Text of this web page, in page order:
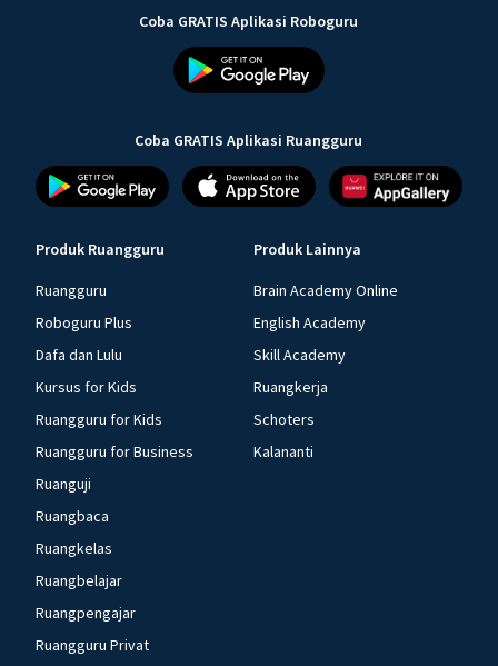
Coba GRATIS Aplikasi Roboguru
Coba GRATIS Aplikasi Ruangguru
Produk Ruangguru
Ruangguru
Roboguru Plus
Dafa dan Lulu
Kursus for Kids
Ruangguru for Kids
Ruangguru for Business
Ruanguji
Ruangbaca
Ruangkelas
Ruangbelajar
Ruangpengajar
Ruangguru Privat
Produk Lainnya
Brain Academy Online
English Academy
Skill Academy
Ruangkerja
Schoters
Kalananti